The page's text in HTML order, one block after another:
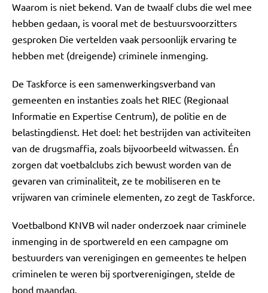
Waarom is niet bekend. Van de twaalf clubs die wel mee
hebben gedaan, is vooral met de bestuursvoorzitters
gesproken Die vertelden vaak persoonlijk ervaring te
hebben met (dreigende) criminele inmenging.
De Taskforce is een samenwerkingsverband van
gemeenten en instanties zoals het RIEC (Regionaal
Informatie en Expertise Centrum), de politie en de
belastingdienst. Het doel: het bestrijden van activiteiten
van de drugsmaffia, zoals bijvoorbeeld witwassen. Én
zorgen dat voetbalclubs zich bewust worden van de
gevaren van criminaliteit, ze te mobiliseren en te
vrijwaren van criminele elementen, zo zegt de Taskforce.
Voetbalbond KNVB wil nader onderzoek naar criminele
inmenging in de sportwereld en een campagne om
bestuurders van verenigingen en gemeentes te helpen
criminelen te weren bij sportverenigingen, stelde de
bond maandag.